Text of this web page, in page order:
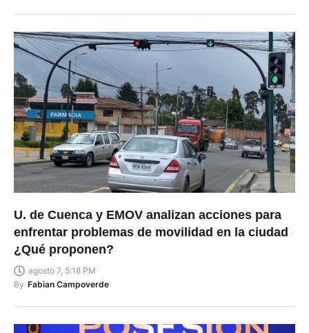
U. de Cuenca y EMOV analizan acciones para
enfrentar problemas de movilidad en la ciudad
¿Qué proponen?
agosto 7, 5:18 PM
By Fabian Campoverde